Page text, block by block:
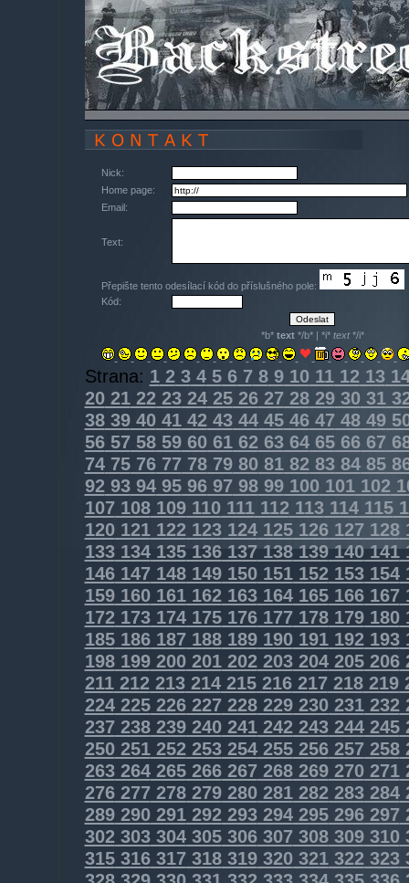
Nick:
Home page:
Email:
Text:
Přepište tento odesílací kód do příslušného pole:
Kód:
*b* text*/b* | *i* text*/i*
Strana: 1234567 8910111213
2021222324252627 282930 31
38394041424344454647 4849
565758596061626364656667
747576777879808182838485
929394959697 9899100 101102
107108109110111112113114115
120121122123124125126127 128
133134135136137138139140141
146147148149150151152153154
159160161162163164165166167
172173174175176177178179180
185186187188189190191192193
198199200201202203204205206
211212213214215216217218219
224225226227228229230231232
237238239240241242243244245
250251252253254255256257258
263264265266267268269270271
276277278279280281282283284
289290291292293294295296297
302303304305306307308309310
315316317318319320321322323